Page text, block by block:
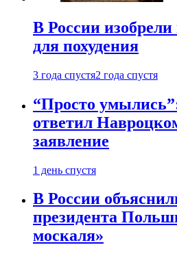
В России изобрели
для похудения
3 года спустя2 года спустя
“Просто
ответил
заявление
1 день спустя
В России
президента
москаля»